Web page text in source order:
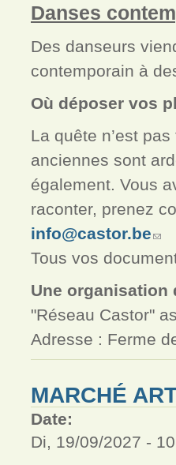
Danses
Des danseurs
contemporain à
Où déposer vos
La quête n’est
anciennes sont
également. Vous
raconter, prenez
info@castor.be
Tous vos
Une organisation
"Réseau Castor"
Adresse : Ferme
MARCHÉ
Date:
Di, 19/09/2027 -